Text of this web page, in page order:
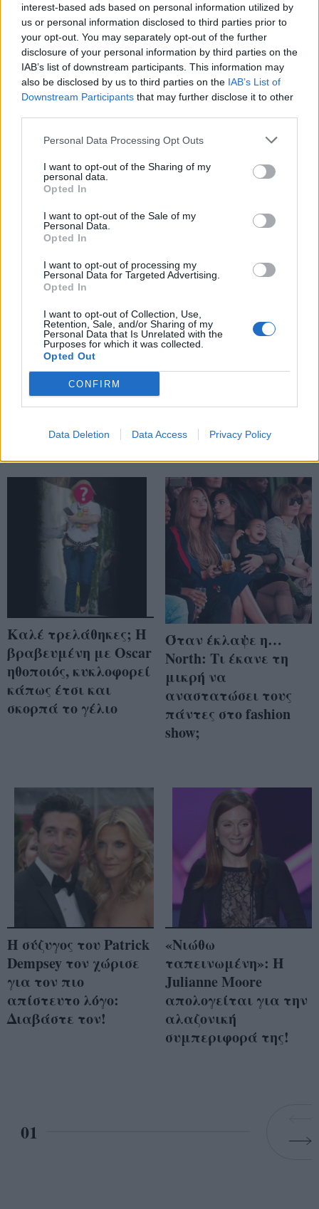
interest-based ads based on personal information utilized by
us or personal information disclosed to third parties prior to
your opt-out. You may separately opt-out of the further
disclosure of your personal information by third parties on the
IAB’s list of downstream participants. This information may
also be disclosed by us to third parties on the IAB’s List of
Downstream Participants that may further disclose it to other
Personal Data Processing Opt Outs
I want to opt-out of the Sharing of my
personal data.
Opted In
I want to opt-out of the Sale of my
Personal Data.
Opted In
I want to opt-out of processing my
Personal Data for Targeted Advertising.
Opted In
I want to opt-out of Collection, Use,
Retention, Sale, and/or Sharing of my
Personal Data that Is Unrelated with the
Purposes for which it was collected.
Opted Out
CONFIRM
Data Deletion Data Access Privacy Policy
H Gisele
αποκαλύπτει το λόγο
που αποφάσισε να
παρατήσει τις
πασαρέλες!
Hilary Duff: Δε θα
πιστεύετε από πού
εμπνεύστηκε το νέο
Αποκάλυψη τώρα! Ο
Ryan Reynolds εξηγεί
γιατί δεν
ανακοινώνει το
Αποκαλύφθηκε:
Αυτός είναι ο
για τον οποίο η Kim
Καλέ τρελάθηκες; Η
βραβευμένη με Oscar
ηθοποιός, κυκλοφορεί
κάπως έτσι και
σκορπά το γέλιο
Όταν έκλαψε η…
Νorth: Τι έκανε τη
μικρή να
αναστατώσει τους
πάντες στο fashion
show;
Η σύζυγος του Patrick
Dempsey τον χώρισε
για τον πιο
απίστευτο λόγο:
Διαβάστε τον!
«Νιώθω
ταπεινωμένη»: Η
Julianne Moore
απολογείται για την
αλαζονική
συμπεριφορά της!
01